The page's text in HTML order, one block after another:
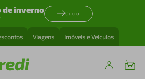
de inverno Quero
Viagens Imóveis e Veículos